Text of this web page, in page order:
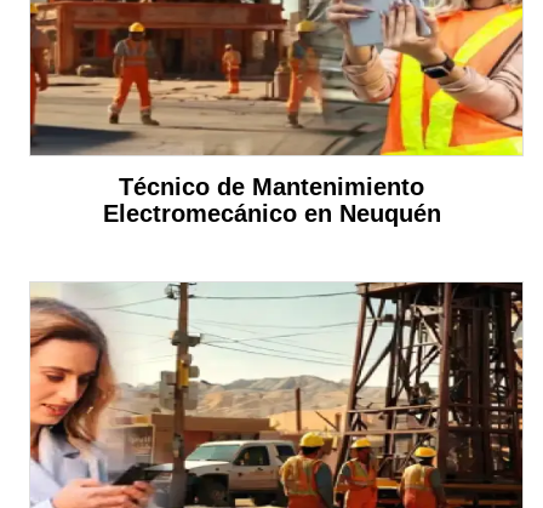
Técnico de Mantenimiento
Electromecánico en Neuquén